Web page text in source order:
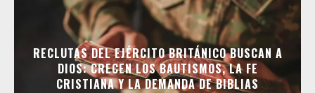
RECLUTAS DEL EJÉRCITO BRITÁNICO BUSCAN A
DIOS: CRECEN LOS BAUTISMOS, LA FE
CRISTIANA Y LA DEMANDA DE BIBLIAS